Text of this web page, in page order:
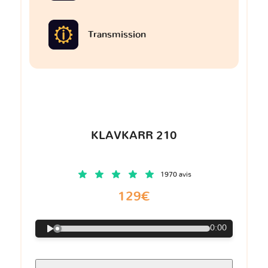
Transmission
KLAVKARR 210
1970 avis
129€
0:00